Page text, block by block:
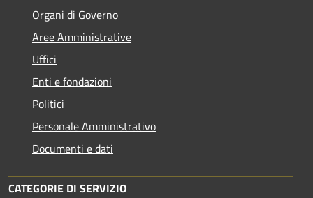
Organi di Governo
Aree Amministrative
Uffici
Enti e fondazioni
Politici
Personale Amministrativo
Documenti e dati
CATEGORIE DI SERVIZIO